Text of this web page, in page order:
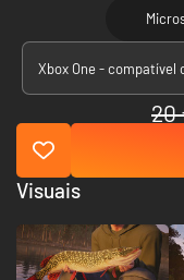
20
Visuais